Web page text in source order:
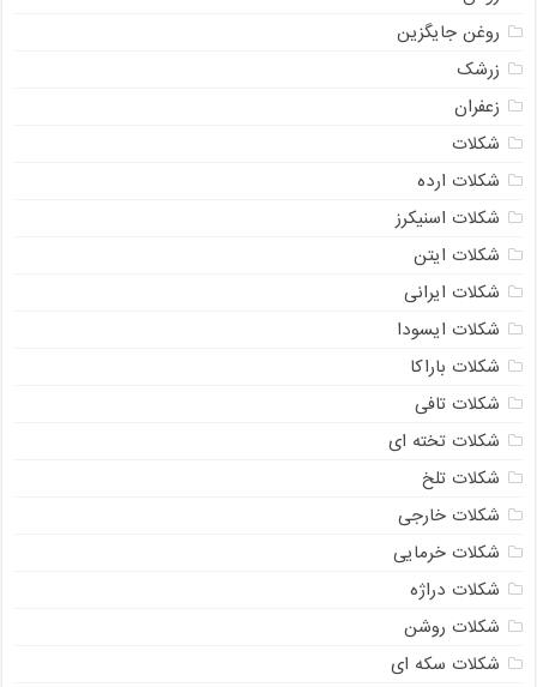
روغن جایگزین
زرشک
زعفران
شکلات
شکلات ارده
شکلات اسنیکرز
شکلات ایتن
شکلات ایرانی
شکلات ایسودا
شکلات باراکا
شکلات تافی
شکلات تخته ای
شکلات تلخ
شکلات خارجی
شکلات خرمایی
شکلات دراژه
شکلات روشن
شکلات سکه ای